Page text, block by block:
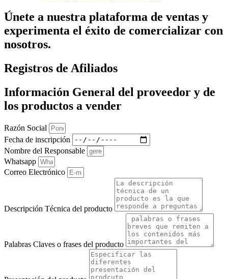
Únete a nuestra plataforma de ventas y
experimenta el éxito de comercializar con
nosotros.
Registros de Afiliados
Información General del proveedor y de
los productos a vender
Razón Social
Fecha de inscripción
Nombre del Responsable
Whatsapp
Correo Electrónico
Descripción Técnica del producto
Palabras Claves o frases del producto